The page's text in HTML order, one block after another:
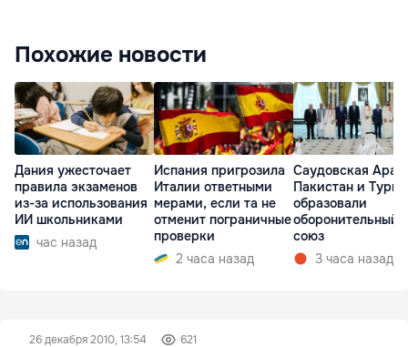
Похожие новости
Дания ужесточает
правила экзаменов
из-за использования
ИИ школьниками
час назад
Испания пригрозила
Италии ответными
мерами, если та не
отменит пограничные
проверки
2 часа назад
Саудовская
Пакистан и
образовали
оборонительный
союз
3 часа назад
26 декабря 2010, 13:54 621